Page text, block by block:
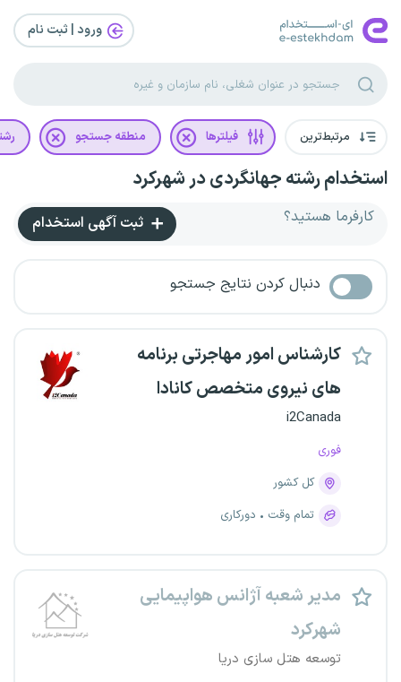
ورود | ثبت‌ نام
مرتبط‌ترین فیلترها منطقه جستجو
استخدام رشته جهانگردی در شهرکرد
کارفرما هستید؟ ثبت آگهی استخدام
دنبال کردن نتایج جستجو
کارشناس امور مهاجرتی برنامه
های نیروی متخصص کانادا
i2Canada
فوری
کل کشور
تمام وقت
دورکاری
مدیر شعبه آژانس هواپیمایی
شهرکرد
توسعه هتل سازی دریا